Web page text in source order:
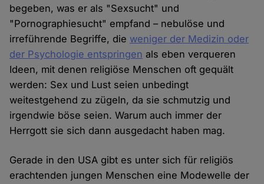
begeben, was er als "Sexsucht" und
"Pornographiesucht" empfand – nebulöse und
irreführende Begriffe, die weniger der Medizin oder
der Psychologie entspringen als eben verqueren
Ideen, mit denen religiöse Menschen oft gequält
werden: Sex und Lust seien unbedingt
weitestgehend zu zügeln, da sie schmutzig und
irgendwie böse seien. Warum auch immer der
Herrgott sie sich dann ausgedacht haben mag.
Gerade in den USA gibt es unter sich für religiös
erachtenden jungen Menschen eine Modewelle der